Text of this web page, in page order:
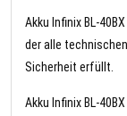
Akku Infinix BL-
der alle
Sicherheit erfüllt.
Akku Infinix BL-